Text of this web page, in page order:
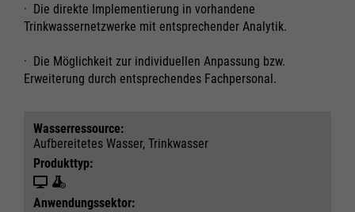
· Die direkte Implementierung in vorhandene
Trinkwassernetzwerke mit entsprechender Analytik.
· Die Möglichkeit zur individuellen Anpassung bzw.
Erweiterung durch entsprechendes Fachpersonal.
Wasser­ressource:
Aufbereitetes Wasser, Trinkwasser
Produkttyp:
Anwendungs­sektor: